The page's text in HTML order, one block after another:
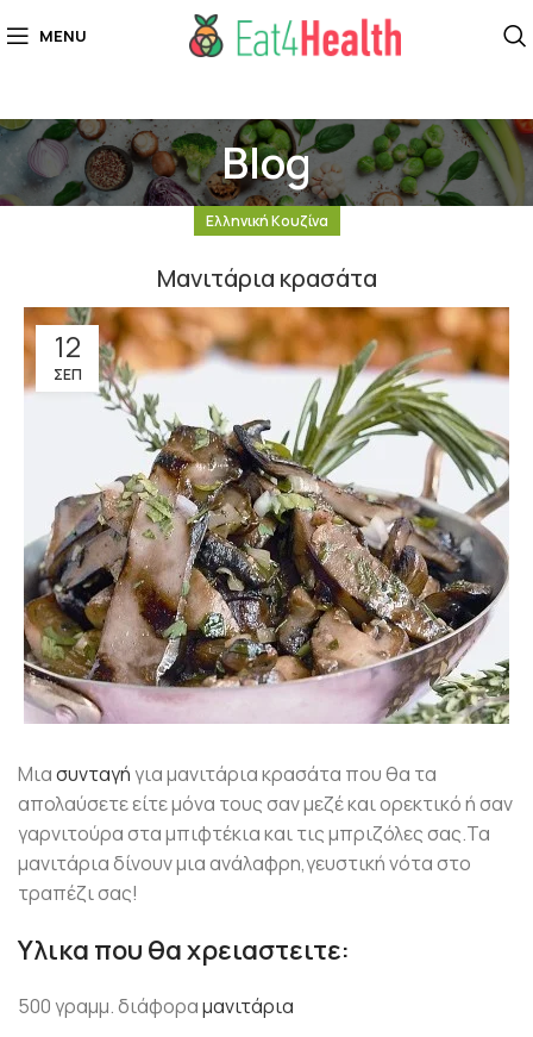
MENU
Blog
Ελληνική Κουζίνα
Μανιτάρια κρασάτα
12
ΣΕΠ
Μιασυνταγήγια μανιτάρια κρασάτα που θα τα
απολαύσετεείτε μόνα τους σαν μεζέ και ορεκτικό ή σαν
γαρνιτούρα στα μπιφτέκια και τις μπριζόλες σας.Τα
μανιτάρια δίνουν μια ανάλαφρη,γευστική νότα στο
τραπέζι σας!
Yλικα που θα χρειαστειτε:
500 γραμμ. διάφοραμανιτάρια